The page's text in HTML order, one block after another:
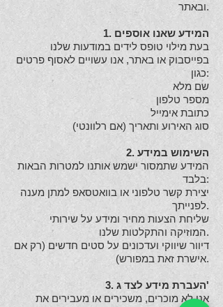
ובאתר.
1. המידע שאנו אוספים
בעת מילוי טופס לידים במודעות שלנו
בפייסבוק או באתר, אנו עשויים לאסוף פרטים
כגון:
שם מלא
מספר טלפון
כתובת אימייל
סוג האירוע ותאריך (אם רלוונטי)
2. השימוש במידע
המידע שתמסור ישמש אותנו למטרות הבאות
בלבד:
יצירת קשר טלפוני או בוואטסאפ למתן מענה
לפנייתך.
שליחת הצעות מחיר ומידע על שירותי
המוזיקה והתקלטות שלנו.
דיוור שיווקי ועדכונים על סטים חדשים (רק אם
אישרת זאת במפורש).
3. העברת מידע לצד ג'
אנו לא מוכרים, משכירים או מעבירים את